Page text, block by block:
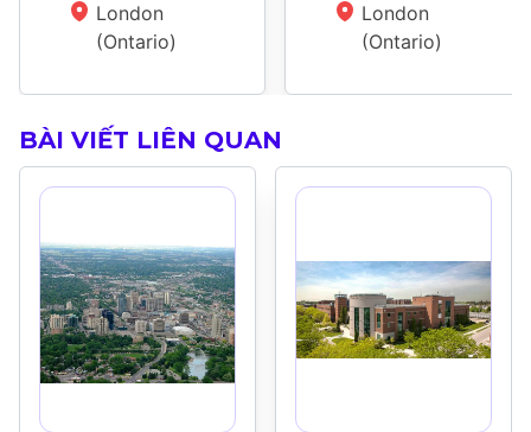
London
(Ontario)
London
(Ontario)
BÀI VIẾT LIÊN QUAN